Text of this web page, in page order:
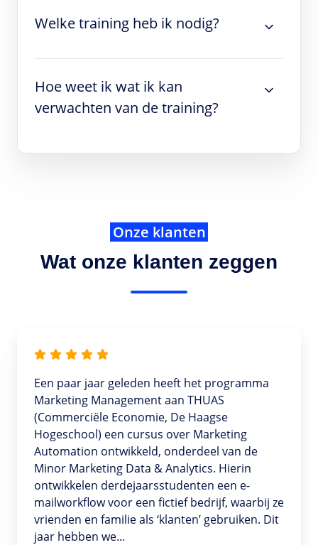
Welke training heb ik nodig?
Hoe weet ik wat ik kan
verwachten van de training?
Onze klanten
Wat onze klanten zeggen
Een paar jaar geleden heeft het programma
Marketing Management aan THUAS
(Commerciële Economie, De Haagse
Hogeschool) een cursus over Marketing
Automation ontwikkeld, onderdeel van de
Minor Marketing Data & Analytics. Hierin
ontwikkelen derdejaarsstudenten een e-
mailworkflow voor een fictief bedrijf, waarbij ze
vrienden en familie als ‘klanten’ gebruiken. Dit
jaar hebben we...